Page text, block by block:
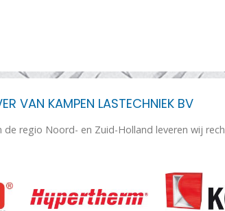
VAN KAMPEN LASTECHNIEK BV
regio Noord- en Zuid-Holland leveren wij